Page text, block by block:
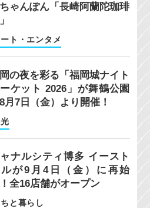
ゃんぽん「長崎阿蘭陀珈琲
ト・エンタメ
の夜を彩る「福岡城ナイト
ケット 2026」が舞鶴公園
月7日（金）より開催！
ナルシティ博多 イースト
ルが9月4日（金）に再始
全16店舗がオープン
ちと暮らし